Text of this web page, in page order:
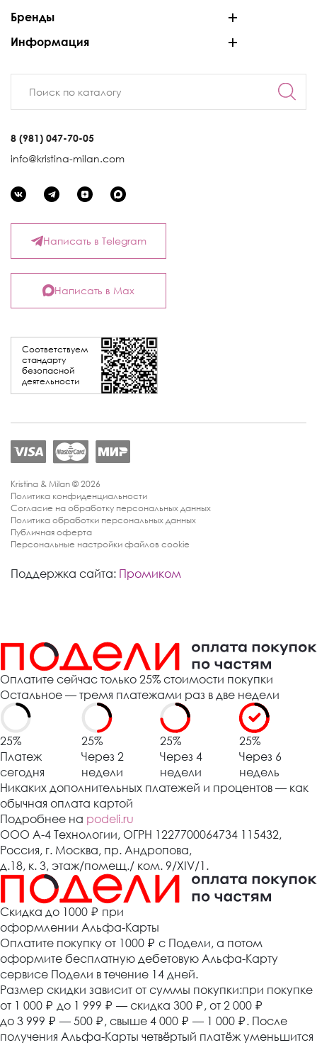
Бренды
Информация
8 (981) 047-70-05
info@kristina-milan.com
Соответствуем
стандарту
безопасной
деятельности
Написать в Telegram
Написать в Max
Kristina & Milan © 2026
Политика конфиденциальности
Согласие на обработку персональных данных
Политика обработки персональных данных
Публичная оферта
Персональные настройки файлов cookie
Поддержка сайта: Промиком
Оплатите сейчас только 25% стоимости покупки
Остальное — тремя платежами раз в две недели
25%
Платеж
сегодня
25%
Через 2
недели
25%
Через 4
недели
25%
Через 6
недель
Никаких дополнительных платежей и процентов — как
обычная оплата картой
Подробнее на podeli.ru
ООО А-4 Технологии, ОГРН 1227700064734 115432,
Россия, г. Москва, пр. Андропова,
д.18, к. 3, этаж/помещ./ ком. 9/XIV/1.
Cкидка до 1000 ₽ при
оформлении Альфа-Карты
Оплатите покупку от 1000 ₽ с Подели, а потом
оформите бесплатную дебетовую Альфа-Карту
сервисе Подели в течение 14 дней.
Размер скидки зависит от суммы покупки:при покупке
от 1 000 ₽ до 1 999 ₽ — скидка 300 ₽ , от 2 000 ₽
до 3 999 ₽ — 500 ₽ , свыше 4 000 ₽ — 1 000 ₽. После
получения Альфа-Карты четвёртый платёж уменьшится